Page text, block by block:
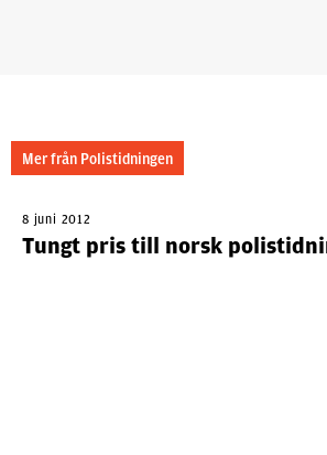
Mer från Polistidningen
8 juni 2012
Tungt pris till norsk